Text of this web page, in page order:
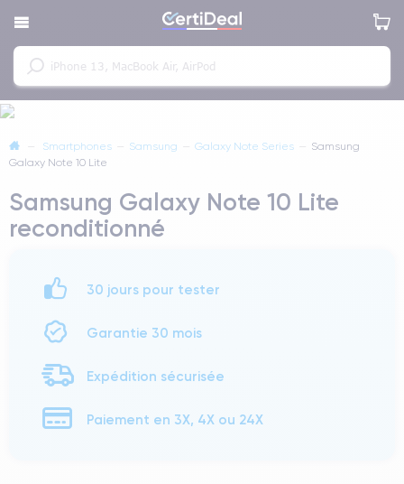
Smartphones — Samsung — Galaxy Note Series —
Samsung
Galaxy Note 10 Lite
Samsung Galaxy Note 10 Lite
reconditionné
30 jours pour tester
Garantie 30 mois
Expédition sécurisée
Paiement en 3X, 4X ou 24X